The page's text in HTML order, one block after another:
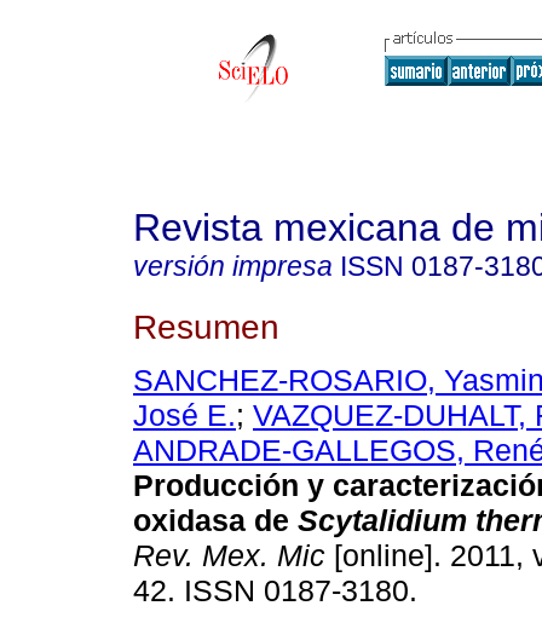
Revista mexicana de
versión impresa ISSN 0187-
Resumen
SANCHEZ-ROSARIO,
José E.; VAZQUEZ-DUHALT,
ANDRADE-GALLEGOS,
Producción y
oxidasa de Scytalidium
Rev. Mex. Mic [online]. 2011,
42. ISSN 0187-3180.